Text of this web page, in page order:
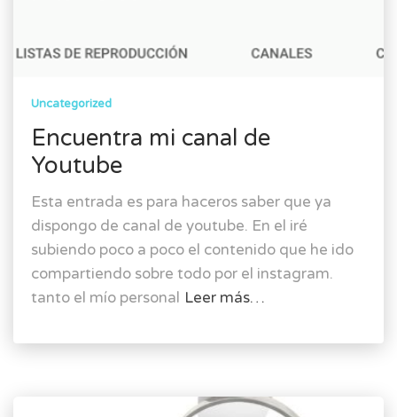
Uncategorized
Encuentra mi canal de
Youtube
Esta entrada es para haceros saber que ya
dispongo de canal de youtube. En el iré
subiendo poco a poco el contenido que he ido
compartiendo sobre todo por el instagram.
tanto el mío personal Leer más…